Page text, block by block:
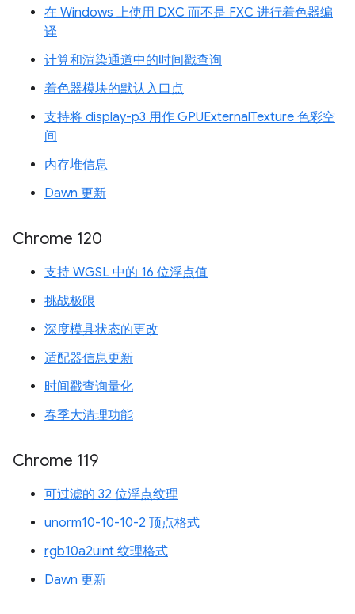
在 Windows 上使用 DXC 而不是 FXC 进行着色器编
译
计算和渲染通道中的时间戳查询
着色器模块的默认入口点
支持将 display-p3 用作 GPUExternalTexture 色彩空
间
内存堆信息
Dawn 更新
Chrome 120
支持 WGSL 中的 16 位浮点值
挑战极限
深度模具状态的更改
适配器信息更新
时间戳查询量化
春季大清理功能
Chrome 119
可过滤的 32 位浮点纹理
unorm10-10-10-2 顶点格式
rgb10a2uint 纹理格式
Dawn 更新